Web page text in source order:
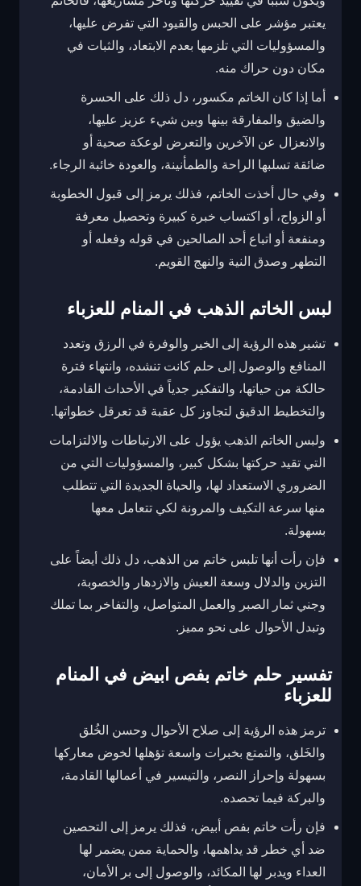
يعتبر مؤشر على الحبس والقيود التي تفرض عليها،
والمسؤوليات التي تلزمها بعدم الابتعاد، والثبات في
مكان دون حراك منه.
أما إذا كان الخاتم مكسور، دل ذلك على الحسرة
والضيق والمفارقة بينها وبين شيء عزيز عليها،
والانعزال عن الآخرين والتعرض لوعكة صحية أو
ضائقة تسلبها الراحة والطمأنينة، والعودة خائبة الرجاء.
وفي حال أخذت الخاتم، فذلك يرمز إلى قبول الخطوبة
أو الزواج، أو اكتساب خبرة كبيرة وتحصيل معرفة
ومنفعة أو اتباع أحد الصالحين في قوله وفعله أو
التطهر وصدق النية والنهج القويم.
لبس الخاتم الذهب في المنام للعزباء
تشير هذه الرؤية إلى الخير والوفرة في الرزق وتعدد
المنافع والوصول إلى حلم كانت تنشده، وانتهاء فترة
حالكة من حياتها، والتفكير جدياً في الأحداث القادمة،
والتخطيط الدقيق لتجاوز كل عقبة قد تعرقل خطواتها.
ولبس الخاتم الذهب يؤول على الارتباطات والالتزامات
التي تقيد حركتها بشكل كبير، والمسؤوليات التي من
الضروري الاستعداد لها، والحياة الجديدة التي تتطلب
منها سرعة التكيف والمرونة لكي تتعامل معها
بسهولة.
فإن رأت أنها تلبس خاتم من الذهب، دل ذلك أيضاً على
التزين والدلال وسعة العيش والازدهار والخصوبة،
وجني ثمار الصبر والعمل المتواصل، والتفاخر بما تملك
وتبدل الأحوال على نحو مميز.
تفسير حلم خاتم بفص ابيض في المنام
للعزباء
ترمز هذه الرؤية إلى صلاح الأحوال وحسن الخُلق
والخَلق، والتمتع بخبرات واسعة تؤهلها لخوض معاركها
بسهولة وإحراز النصر، والتيسير في أعمالها القادمة،
والبركة فيما تحصده.
فإن رأت خاتم بفص أبيض، فذلك يرمز إلى التحصين
ضد أي خطر قد يداهمها، والحماية ممن يضمر لها
العداء ويدبر لها المكائد، والوصول إلى بر الأمان،